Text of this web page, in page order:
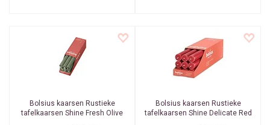
Bolsius kaarsen Rustieke
tafelkaarsen Shine Fresh Olive
Bolsius kaarsen Rustieke
tafelkaarsen Shine Delicate Red